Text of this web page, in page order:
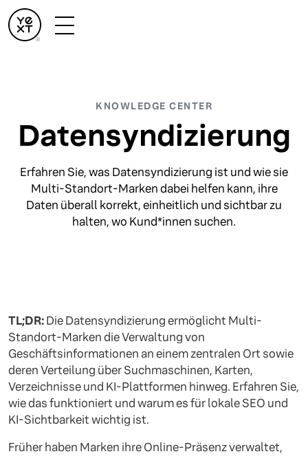
KNOWLEDGE CENTER
Datensyndizierung
Erfahren Sie, was Datensyndizierung ist und wie sie
Multi-Standort-Marken dabei helfen kann, ihre
Daten überall korrekt, einheitlich und sichtbar zu
halten, wo Kund*innen suchen.
TL;DR:Die Datensyndizierung ermöglicht Multi-
Standort-Marken die Verwaltung von
Geschäftsinformationen an einem zentralen Ort sowie
deren Verteilung über Suchmaschinen, Karten,
Verzeichnisse und KI-Plattformen hinweg. Erfahren Sie,
wie das funktioniert und warum es für lokale SEO und
KI-Sichtbarkeit wichtig ist.
Früher haben Marken ihre Online-Präsenz verwaltet,